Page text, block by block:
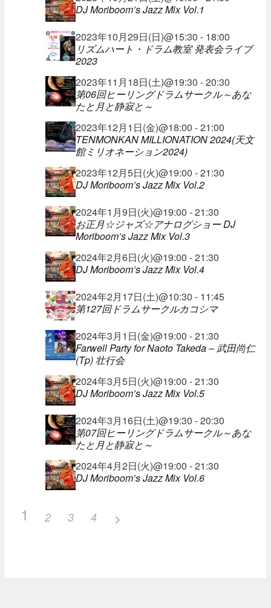
DJ Moriboom’s Jazz Mix Vol.1
2023年10月29日(日)@15:30 - 18:00
リズムハート・ドラム教室 発表会ライブ
2023
2023年11月18日(土)@19:30 - 20:30
第06回ヒーリングドラムサークル～あな
たと月と静寂と～
2023年12月1日(金)@18:00 - 21:00
TENMONKAN MILLIONATION 2024(天文
館ミリオネーション2024)
2023年12月5日(火)@19:00 - 21:30
DJ Moriboom’s Jazz Mix Vol.2
2024年1月9日(火)@19:00 - 21:30
お正月☆ジャズ☆アナログショー DJ
Moriboom’s Jazz Mix Vol.3
2024年2月6日(火)@19:00 - 21:30
DJ Moriboom’s Jazz Mix Vol.4
2024年2月17日(土)@10:30 - 11:45
第127回ドラムサークルカコシマ
2024年3月1日(金)@19:00 - 21:30
Farwell Party for Naoto Takeda – 武田尚仁
(Tp) 壮行会
2024年3月5日(火)@19:00 - 21:30
DJ Moriboom’s Jazz Mix Vol.5
2024年3月16日(土)@19:30 - 20:30
第07回ヒーリングドラムサークル～あな
たと月と静寂と～
2024年4月2日(火)@19:00 - 21:30
DJ Moriboom’s Jazz Mix Vol.6
1 2 3 4